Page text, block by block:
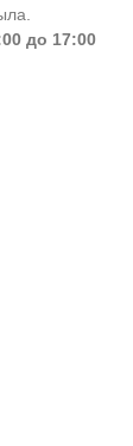
до 17:00